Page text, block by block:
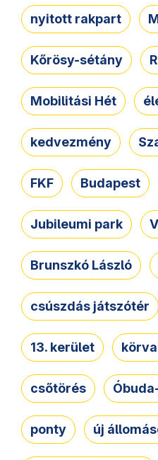
nyitott rakpart
Kőrösy-sétány
Mobilitási Hét
kedvezmény
FKF Budapest
Jubileumi park
Brunszkó László
csúszdás játszótér
13. kerület
csőtörés
ponty új